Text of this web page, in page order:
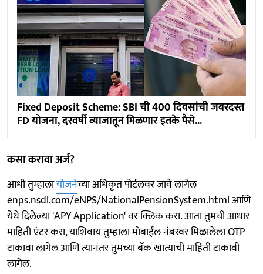
Fixed Deposit Scheme: SBI ची 400 दिवसांची जबरदस्त
FD योजना, दरवर्षी व्याजातून मिळणार इतके पैसे...
कसा करावा अर्ज?
आधी तुम्हालायोजनेच्या अधिकृत पोर्टलवर जावे लागेल
enps.nsdl.com/eNPS/NationalPensionSystem.html आणि
येथे दिलेल्या 'APY Application' वर क्लिक करा. आता तुमची आधार
माहिती एंटर करा, याशिवाय तुम्हाला मोबाईल नंबरवर मिळालेला OTP
टाकावा लागेल आणि त्यानंतर तुमच्या बँक खात्याची माहिती टाकावी
लागेल.